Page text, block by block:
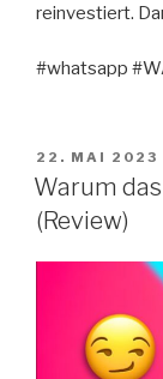
reinvestiert.
#whatsapp
AM
22. MAI 2023
Warum
(Review)